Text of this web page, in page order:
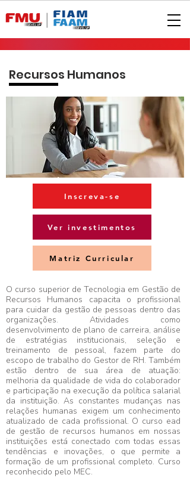
Recursos Humanos
Inscreva-se
Ver investimentos
Matriz Curricular
O curso superior de Tecnologia em Gestão de
Recursos Humanos capacita o profissional
para cuidar da gestão de pessoas dentro das
organizações. Atividades como
desenvolvimento de plano de carreira, análise
de estratégias institucionais, seleção e
treinamento de pessoal, fazem parte do
escopo de trabalho do Gestor de RH. Também
estão dentro de sua área de atuação:
melhoria da qualidade de vida do colaborador
e participação na execução da política salarial
da instituição. As constantes mudanças nas
relações humanas exigem um conhecimento
atualizado de cada profissional. O curso ead
de gestão de recursos humanos em nossas
instituições está conectado com todas essas
tendências e inovações, o que permite a
formação de um profissional completo. Curso
reconhecido pelo MEC.